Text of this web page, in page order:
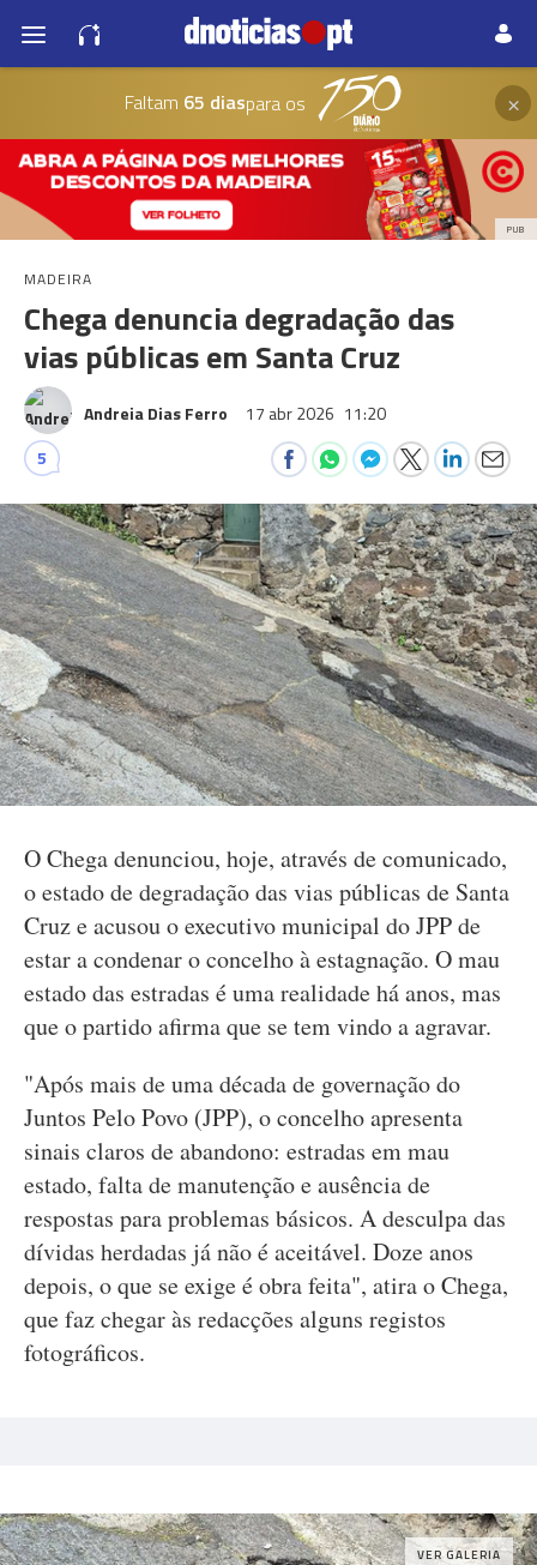
Faltam 65 diaspara os ×
PUB
MADEIRA
Chega denuncia degradação das
vias públicas em Santa Cruz
Andreia Dias Ferro 17 abr 2026 11:20
5
O Chega denunciou, hoje, através de comunicado,
o estado de degradação das vias públicas de Santa
Cruz e acusou o executivo municipal do JPP de
estar a condenar o concelho à estagnação. O mau
estado das estradas é uma realidade há anos, mas
que o partido afirma que se tem vindo a agravar.
"Após mais de uma década de governação do
Juntos Pelo Povo (JPP), o concelho apresenta
sinais claros de abandono: estradas em mau
estado, falta de manutenção e ausência de
respostas para problemas básicos. A desculpa das
dívidas herdadas já não é aceitável. Doze anos
depois, o que se exige é obra feita", atira o Chega,
que faz chegar às redacções alguns registos
fotográficos.
VER GALERIA